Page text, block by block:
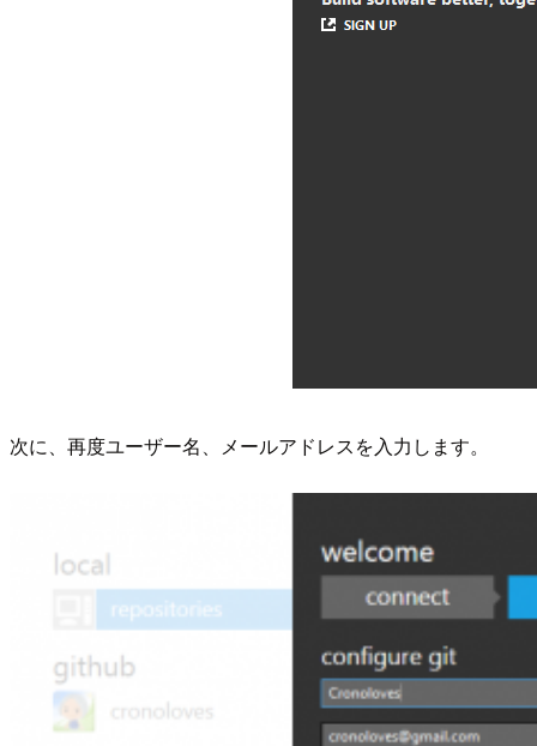
次に、再度ユーザー名、メールアドレスを入力します。